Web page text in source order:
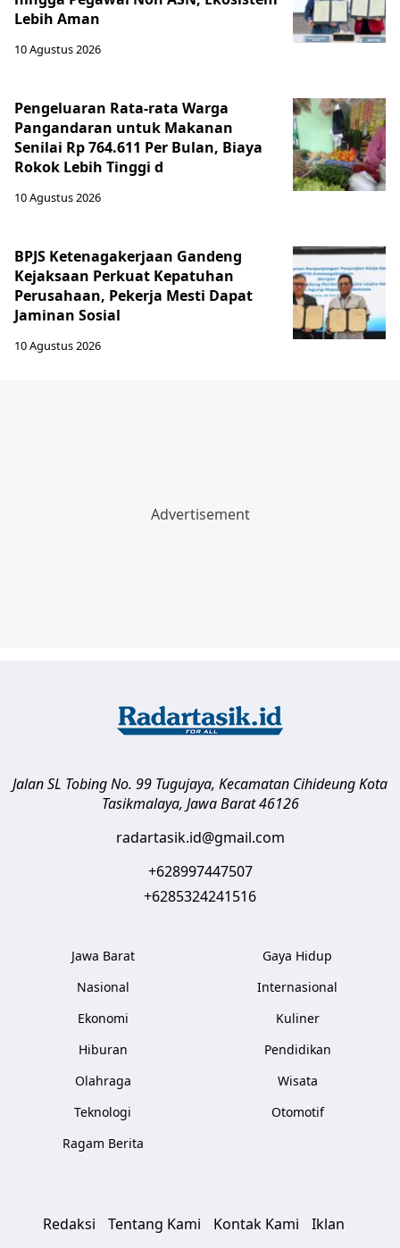
Lebih Aman
10 Agustus 2026
Pengeluaran Rata-rata Warga
Pangandaran untuk Makanan
Senilai Rp 764.611 Per Bulan, Biaya
Rokok Lebih Tinggi d
10 Agustus 2026
BPJS Ketenagakerjaan Gandeng
Kejaksaan Perkuat Kepatuhan
Perusahaan, Pekerja Mesti Dapat
Jaminan Sosial
10 Agustus 2026
Jalan SL Tobing No. 99 Tugujaya, Kecamatan CihideungKota
Tasikmalaya, Jawa Barat 46126
radartasik.id@gmail.com
+628997447507
+6285324241516
Jawa Barat
Nasional
Ekonomi
Hiburan
Olahraga
Teknologi
Ragam Berita
Gaya Hidup
Internasional
Kuliner
Pendidikan
Wisata
Otomotif
Redaksi Tentang Kami Kontak Kami
Iklan